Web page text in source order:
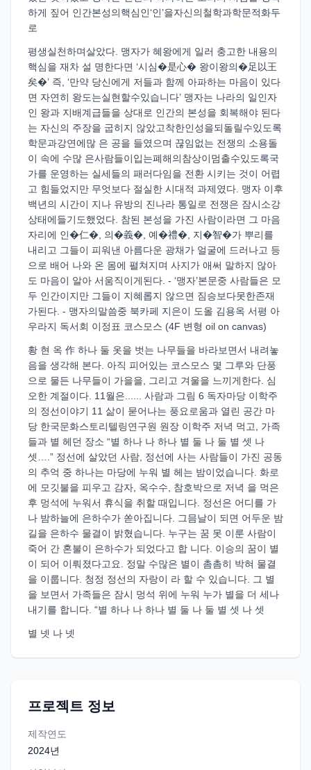
하게 짚어 인간본성의핵심인‘인’을자신의철학과학문적화두
로
평생실천하며살았다. 맹자가 혜왕에게 일러 충고한 내용의
핵심을 재차 설 명한다면 ‘시심�是心� 왕이왕의�足以王
矣�’ 즉, ‘만약 당신에게 저들과 함께 아파하는 마음이 있다
면 자연히 왕도는실현할수있습니다’ 맹자는 나라의 일인자
인 왕과 지배계급들을 상대로 인간의 본성을 회복해야 된다
는 자신의 주장을 굽히지 않았고착한인성을되돌릴수있도록
학문과강연에많 은 공을 들였으며 끊임없는 전쟁의 소용돌
이 속에 수많 은사람들이입는폐해의참상이멈출수있도록국
가를 운영하는 실세들의 패러다임을 전환 시키는 것이 어렵
고 힘들었지만 무엇보다 절실한 시대적 과제였다. 맹자 이후
백년의 시간이 지나 유방의 진나라 통일로 전쟁은 잠시소강
상태에들기도했었다. 참된 본성을 가진 사람이라면 그 마음
자리에 인�仁�, 의�義�, 예�禮�, 지�智�가 뿌리를
내리고 그들이 피워낸 아름다운 광채가 얼굴에 드러나고 등
으로 배어 나와 온 몸에 펼쳐지며 사지가 애써 말하지 않아
도 마음이 알아 서움직이게된다. - ‘맹자’본문중 사람들은 모
두 인간이지만 그들이 지혜롭지 않으면 짐승보다못한존재
가된다. - 맹자의말씀중 북카페 지은이 도올 김용옥 서평 아
우라지 독서회 이정표 코스모스 (4F 변형 oil on canvas)
황 현 옥 作 하나 둘 옷을 벗는 나무들을 바라보면서 내려놓
음을 생각해 본다. 아직 피어있는 코스모스 몇 그루와 단풍
으로 물든 나무들이 가을을, 그리고 겨울을 느끼게한다. 심
오한 계절이다. 11월은...... 사람과 그림 6 독자마당 이학주
의 정선이야기 11 삶이 묻어나는 풍요로움과 열린 공간 마
당 한국문화스토리텔링연구원 원장 이학주 저녁 먹고, 가족
들과 별 헤던 장소 “별 하나 나 하나 별 둘 나 둘 별 셋 나
셋….” 정선에 살았던 사람, 정선에 사는 사람들이 가진 공동
의 추억 중 하나는 마당에 누워 별 헤는 밤이었습니다. 화로
에 모깃불을 피우고 감자, 옥수수, 참호박으로 저녁 을 먹은
후 멍석에 누워서 휴식을 취할 때입니다. 정선은 어디를 가
나 밤하늘에 은하수가 쏟아집니다. 그믐날이 되면 어두운 밤
길을 은하수 물결이 밝혔습니다. 누구는 꿈 못 이룬 사람이
죽어 간 혼불이 은하수가 되었다고 합 니다. 이승의 꿈이 별
이 되어 이뤄졌다고요. 정말 수많은 별이 촘촘히 박혀 물결
을 이룹니다. 청정 정선의 자랑이 라 할 수 있습니다. 그 별
을 보면서 가족들은 잠시 멍석 위에 누워 누가 별을 더 세나
내기를 합니다. “별 하나 나 하나 별 둘 나 둘 별 셋 나 셋
별 넷 나 넷
프로젝트 정보
제작연도
2024년